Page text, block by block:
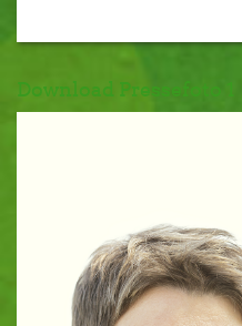
Download Pressefoto 1